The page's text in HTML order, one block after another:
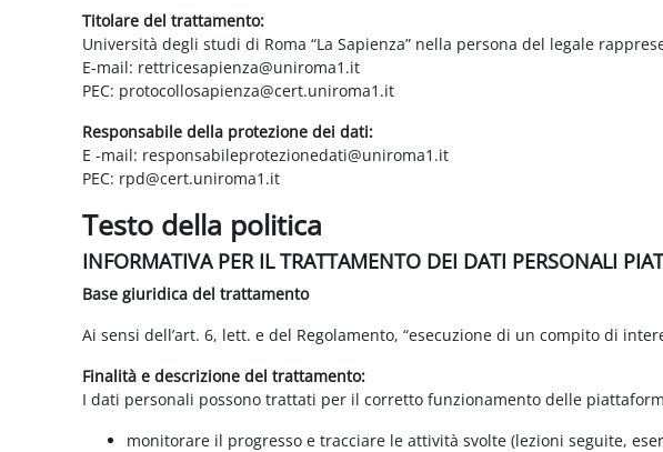
Titolare del trattamento:
Università degli studi di Roma “La Sapienza” nella persona del legale
E-mail: rettricesapienza@uniroma1.it
PEC: protocollosapienza@cert.uniroma1.it
Responsabile della protezione dei dati:
E -mail: responsabileprotezionedati@uniroma1.it
PEC: rpd@cert.uniroma1.it
Testo della politica
INFORMATIVA PER IL TRATTAMENTO DEI DATI PERSONALI
Base giuridica del trattamento
Ai sensi dell’art. 6, lett. e del Regolamento, “esecuzione di un compito di
Finalità e descrizione del trattamento:
I dati personali possono trattati per il corretto funzionamento delle
monitorare il progresso e tracciare le attività svolte (lezioni seguite,